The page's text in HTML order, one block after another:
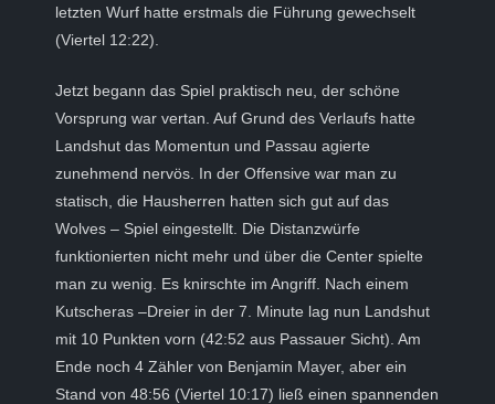
letzten Wurf hatte erstmals die Führung gewechselt
(Viertel 12:22).
Jetzt begann das Spiel praktisch neu, der schöne
Vorsprung war vertan. Auf Grund des Verlaufs hatte
Landshut das Momentun und Passau agierte
zunehmend nervös. In der Offensive war man zu
statisch, die Hausherren hatten sich gut auf das
Wolves – Spiel eingestellt. Die Distanzwürfe
funktionierten nicht mehr und über die Center spielte
man zu wenig. Es knirschte im Angriff. Nach einem
Kutscheras –Dreier in der 7. Minute lag nun Landshut
mit 10 Punkten vorn (42:52 aus Passauer Sicht). Am
Ende noch 4 Zähler von Benjamin Mayer, aber ein
Stand von 48:56 (Viertel 10:17) ließ einen spannenden